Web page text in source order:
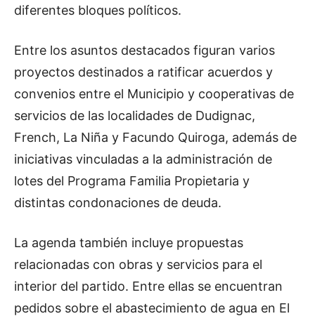
diferentes bloques políticos.
Entre los asuntos destacados figuran varios
proyectos destinados a ratificar acuerdos y
convenios entre el Municipio y cooperativas de
servicios de las localidades de Dudignac,
French, La Niña y Facundo Quiroga, además de
iniciativas vinculadas a la administración de
lotes del Programa Familia Propietaria y
distintas condonaciones de deuda.
La agenda también incluye propuestas
relacionadas con obras y servicios para el
interior del partido. Entre ellas se encuentran
pedidos sobre el abastecimiento de agua en El